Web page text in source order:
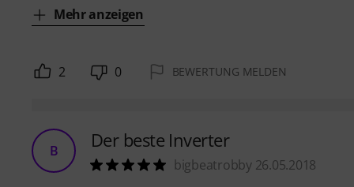
Mehr anzeigen
2 0 BEWERTUNG MELDEN
B Der beste Inverter
bigbeatrobby 26.05.2018